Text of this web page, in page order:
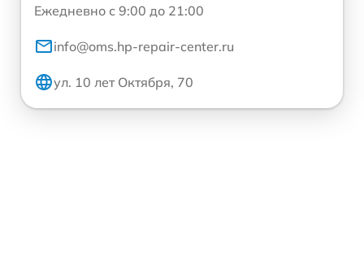
Ежедневно с 9:00 до 21:00
info@oms.hp-repair-center.ru
ул. 10 лет Октября, 70